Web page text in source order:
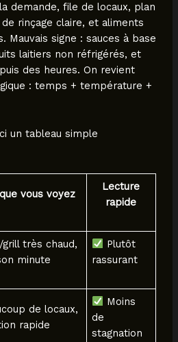
demande, file de locaux, plan
rinçage claire, et aliments
Mauvais signe : sauces à base
laitiers non réfrigérés, et
des heures. On revient
: temps + température +
un tableau simple
vous voyez
Lecture
rapide
grill très chaud,
minute
Plutôt
rassurant
de locaux,
rapide
Moins
de
stagnation